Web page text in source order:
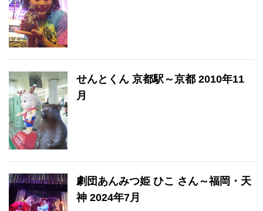
せんとくん 京都駅～京都 2010年11
月
劇団あんみつ姫 ひこ さん～福岡・天
神 2024年7月